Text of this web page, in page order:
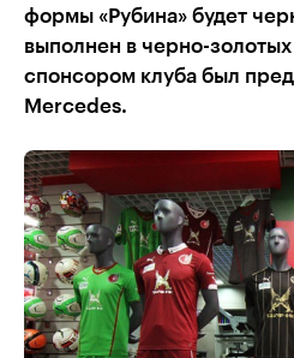
формы «Рубина» будет
выполнен в черно-
спонсором клуба был
Mercedes.